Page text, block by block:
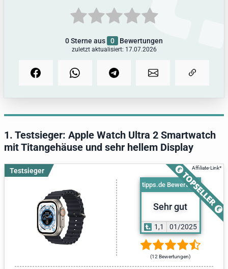
Alle Infos zum Thema
0Sterne aus 0 Bewertungen
zuletzt aktualisiert: 17.07.2026
1. Testsieger: Apple Watch Ultra 2 Smartwatch
mit Titangehäuse und sehr hellem Display
Testsieger
tipps.de Bewertung
Sehr gut
1,1 01/2025
(12 Bewertungen)